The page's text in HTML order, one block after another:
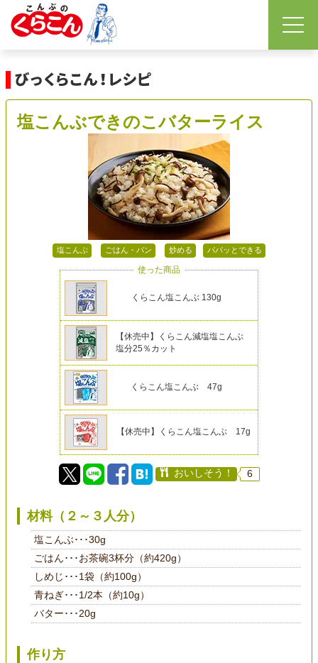
塩こんぶできのこバターライス
塩こんぶ ごはん・パン 炒める パパッとできる
使った商品
くらこん塩こんぶ 130g
【休売中】くらこん減塩塩こんぶ
塩分25％カット
くらこん塩こんぶ 47g
【休売中】くらこん塩こんぶ 17g
おいしそう！ 6
材料（２～３人分）
塩こんぶ･･･30g
ごはん･･･お茶碗3杯分（約420g）
しめじ･･･1袋（約100g）
青ねぎ･･･1/2本（約10g）
バター･･･20g
作り方